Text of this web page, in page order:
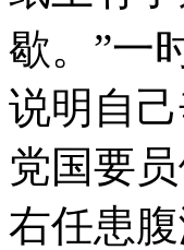
歇。”一
说明自
党国要
右任患